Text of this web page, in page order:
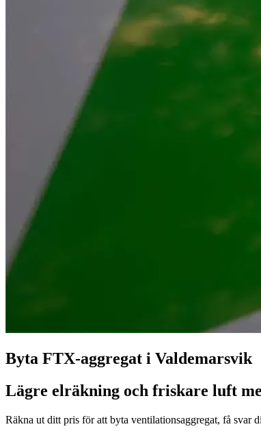
Byta FTX-aggregat i Valdemarsvik
Lägre elräkning och friskare luft
Räkna ut ditt pris för att byta ventilationsaggregat, få svar